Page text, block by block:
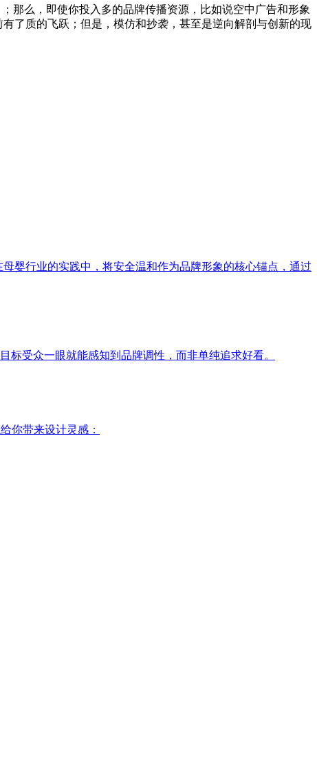
那么，即使你投入多的品牌传播资源，比如说空中广告和形象
了质的飞跃；但是，模仿和抄袭，甚至是逆向解剖与创新的现
婴行业的实践中，将安全温和作为品牌形象的核心锚点，通过
受众一眼就能感知到品牌调性，而非单纯追求好看。
你带来设计灵感：